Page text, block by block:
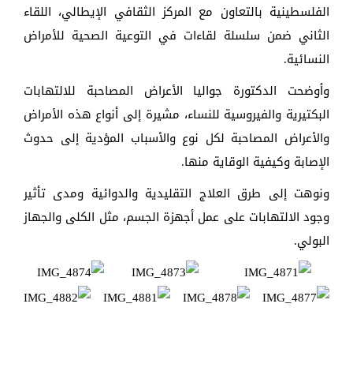
الفلسطينية بالتعاون مع المركز الثقافي الإيطالي، اللقاء
الثاني ضمن سلسلة لقاءات في التوعية الصحية للأمراض
النسائية.
وأوضحت الدكتورة جواليا الأعراض المصاحبة للالتهابات
البكتيرية والفيروسية للنساء، مشيرة إلى أنواع هذه الأمراض
والأعراض المصاحبة لكل نوع والأسباب المؤدية إلى حدوث
الإصابة وكيفية الوقاية منها.
ونوهت إلى طرق العلاج التقليدية والدوائية ومدى تأثير
وجود الالتهابات على عمل أجهزة الجسم، مثل الكلى والجهاز
البولي.